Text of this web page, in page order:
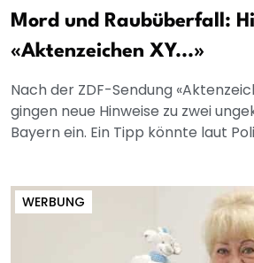
Mord und Raubüberfall:
«Aktenzeichen XY...»
Nach der ZDF-Sendung
gingen neue Hinweise zu zwei
Bayern ein. Ein Tipp könnte laut
WERBUNG